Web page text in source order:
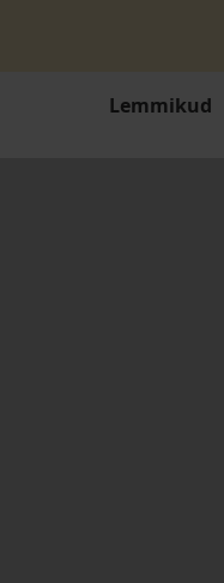
Lemmikud